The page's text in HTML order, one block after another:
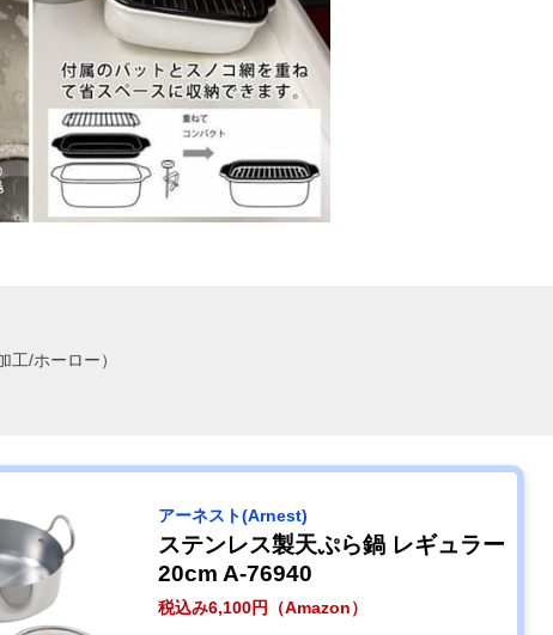
/ホーロー）
アーネスト(Arnest)
ステンレス製天ぷら鍋 レギュラー
20cm A-76940
税込み6,100円（Amazon）